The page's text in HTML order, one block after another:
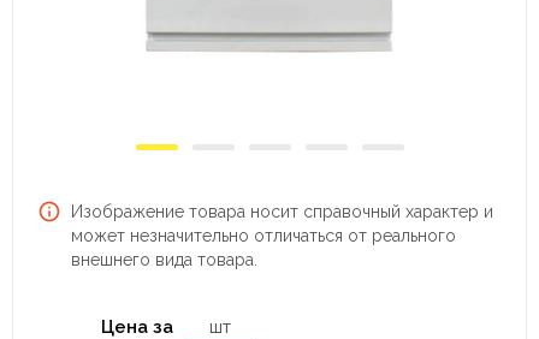
Изображение товара носит справочный характер и
может незначительно отличаться от реального
внешнего вида товара.
Цена за шт